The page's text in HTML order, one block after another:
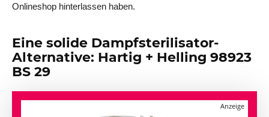
Onlineshop hinterlassen haben.
Eine solide Dampfsterilisator-
Alternative: Hartig + Helling 98923
BS 29